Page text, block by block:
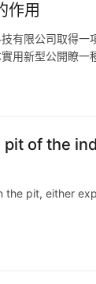
作用
限公司取得一
用新型公開瞭一
of the
pit, either